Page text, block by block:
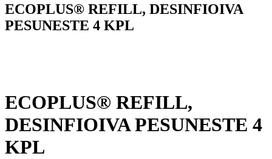
ECOPLUS® REFILL, DESINFIOIVA
PESUNESTE 4 KPL
ECOPLUS® REFILL,
DESINFIOIVA PESUNESTE 4
KPL